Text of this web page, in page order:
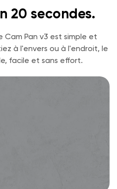
20 secondes.
Cam Pan v3 est simple et
à l'envers ou à l'endroit, le
facile et sans effort.